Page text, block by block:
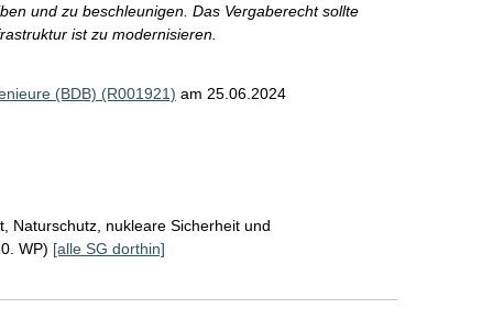
und zu beschleunigen. Das Vergaberecht sollte
ist zu modernisieren.
(BDB) (R001921) am 25.06.2024
Naturschutz, nukleare Sicherheit und
WP) [alle SG dorthin]